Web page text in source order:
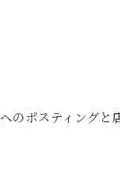
のポスティングと